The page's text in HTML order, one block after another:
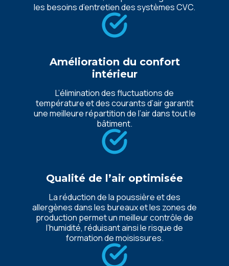
les besoins d’entretien des systèmes CVC.
Amélioration du confort
intérieur
L’élimination des fluctuations de
température et des courants d’air garantit
une meilleure répartition de l’air dans tout le
bâtiment.
Qualité de l’air optimisée
La réduction de la poussière et des
allergènes dans les bureaux et les zones de
production permet un meilleur contrôle de
l’humidité, réduisant ainsi le risque de
formation de moisissures.